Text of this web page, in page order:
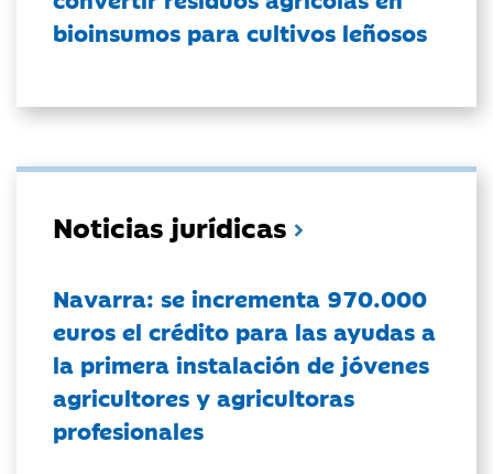
bioinsumos para cultivos leñosos
Noticias jurídicas
Navarra: se incrementa 970.000
euros el crédito para las ayudas a
la primera instalación de jóvenes
agricultores y agricultoras
profesionales